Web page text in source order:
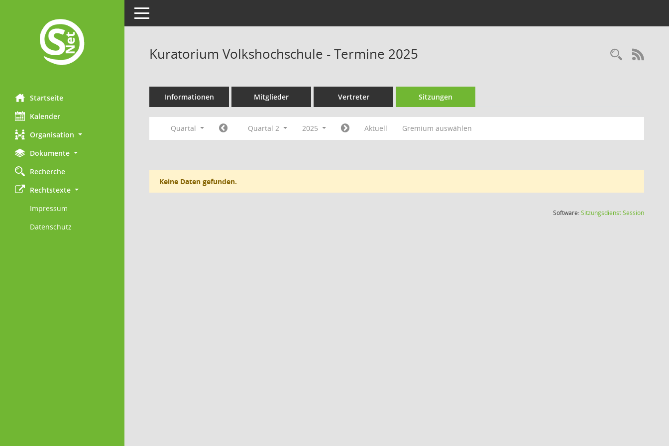
Startseite
Kalender
Organisation
Dokumente
Recherche
Rechtstexte
Impressum
Datenschutz
Toggle navigation
Kuratorium Volkshochschule - Termine 2025
Informationen Mitglieder Vertreter Sitzungen
Quartal Quartal 2 2025 Aktuell Gremium auswählen
Keine Daten gefunden.
Software:SitzungsdienstSession(Wird in